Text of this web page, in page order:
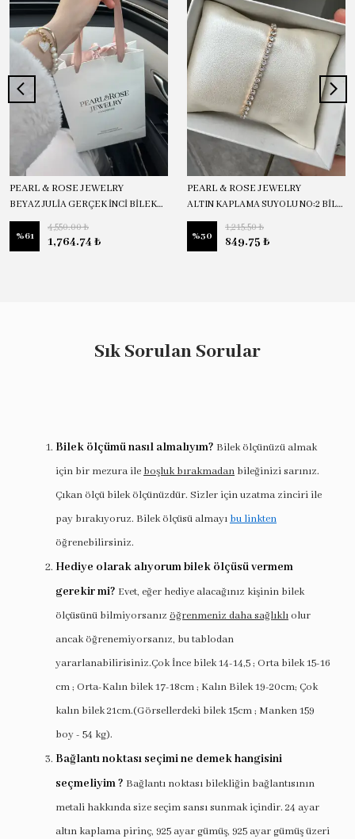
PEARL & ROSE JEWELRY
BEYAZ JULİA GERÇEK İNCİ BİLEKLİK
%61
4,550.00 ₺
1,764.74 ₺
PEARL & ROSE JEWELRY
ALTIN KAPLAMA SUYOLU NO:2 BİLEKLİK
%30
1,215.50 ₺
849.75 ₺
Sık Sorulan Sorular
Bilek ölçümü nasıl almalıyım? Bilek ölçünüzü almak
için bir mezura ile boşluk bırakmadan bileğinizi sarınız.
Çıkan ölçü bilek ölçünüzdür. Sizler için uzatma zinciri ile
pay bırakıyoruz. Bilek ölçüsü almayı bu linkten
öğrenebilirsiniz.
Hediye olarak alıyorum bilek ölçüsü vermem
gerekir mi? Evet, eğer hediye alacağınız kişinin bilek
ölçüsünü bilmiyorsanız öğrenmeniz daha sağlıklı olur
ancak öğrenemiyorsanız, bu tablodan
yararlanabilirisiniz.Çok İnce bilek 14-14,5 ; Orta bilek 15-16
cm ; Orta-Kalın bilek 17-18cm ; Kalın Bilek 19-20cm; Çok
kalın bilek 21cm.(Görsellerdeki bilek 15cm ; Manken 159
boy - 54 kg).
Bağlantı noktası seçimi ne demek hangisini
seçmeliyim ? Bağlantı noktası bilekliğin bağlantısının
metali hakkında size seçim sansı sunmak içindir. 24 ayar
altın kaplama pirinç, 925 ayar gümüş, 925 ayar gümüş üzeri